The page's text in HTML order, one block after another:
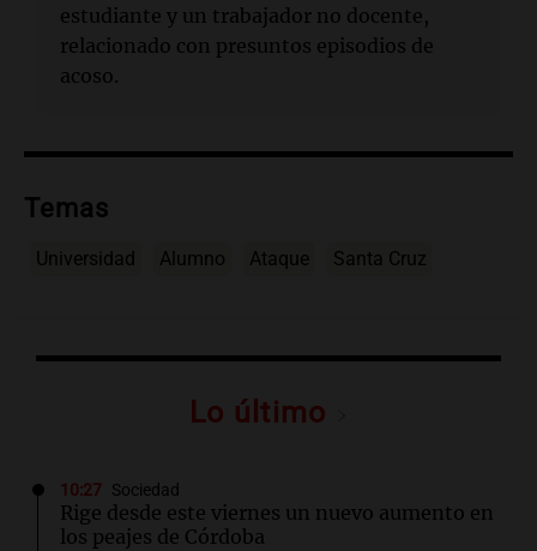
estudiante y un trabajador no docente,
relacionado con presuntos episodios de
acoso.
Temas
Universidad Alumno Ataque Santa Cruz
Lo último
10:27 Sociedad
Rige desde este viernes un nuevo aumento en
los peajes de Córdoba